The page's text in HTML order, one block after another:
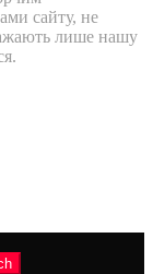
сайту, не
лише нашу